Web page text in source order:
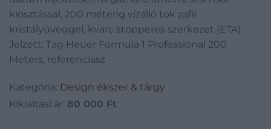
kiosztással, 200 méterig vízálló tok zafír
kristályüveggel, kvarc stopperes szerkezet (ETA).
Jelzett: Tag Heuer Formula 1 Professional 200
Meters, referenciasz
Kategória: Design ékszer & tárgy
Kikiáltási ár: 80 000 Ft